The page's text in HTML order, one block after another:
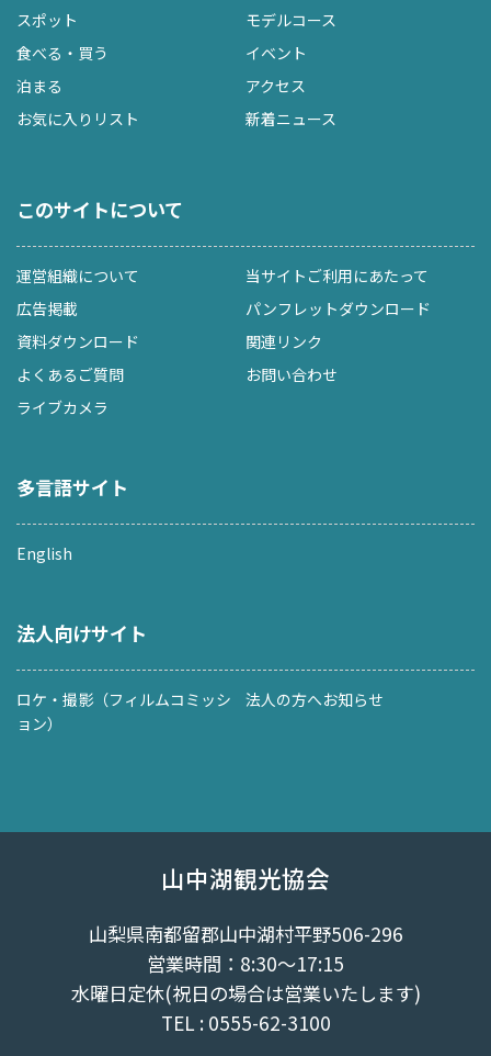
スポット
モデルコース
食べる・買う
イベント
泊まる
アクセス
お気に入りリスト
新着ニュース
このサイトについて
運営組織について
当サイトご利用にあたって
広告掲載
パンフレットダウンロード
資料ダウンロード
関連リンク
よくあるご質問
お問い合わせ
ライブカメラ
多言語サイト
English
法人向けサイト
ロケ・撮影（フィルムコミッシ
ョン）
法人の方へお知らせ
山中湖観光協会
山梨県南都留郡山中湖村平野506-296
営業時間：8:30～17:15
水曜日定休(祝日の場合は営業いたします)
TEL : 0555-62-3100